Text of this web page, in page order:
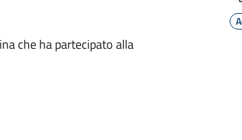
che ha partecipato alla